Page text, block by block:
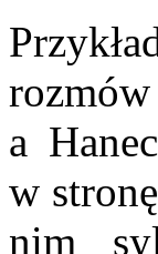
a
w
nim